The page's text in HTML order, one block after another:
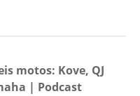
motos: Kove, QJ
| Podcast